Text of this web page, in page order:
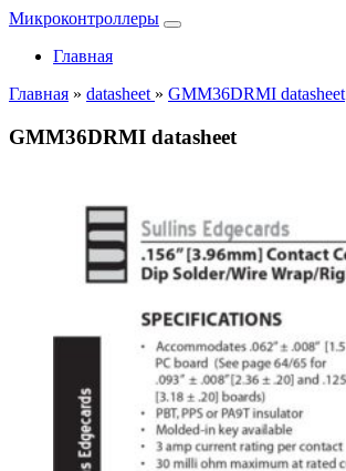
Микроконтроллеры
Главная
Главная » datasheet » GMM36DRMI datasheet
GMM36DRMI datasheet